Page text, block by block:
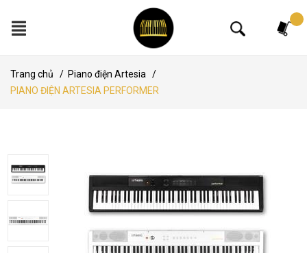
Trang chủ / Piano điện Artesia
/
PIANO ĐIỆN ARTESIA PERFORMER